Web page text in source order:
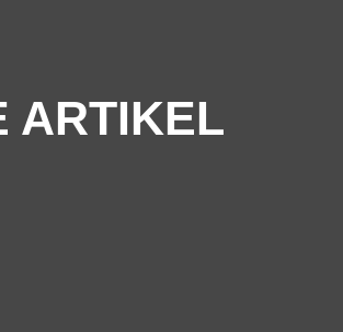
ARTIKEL